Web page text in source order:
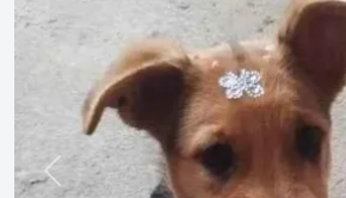
Previous